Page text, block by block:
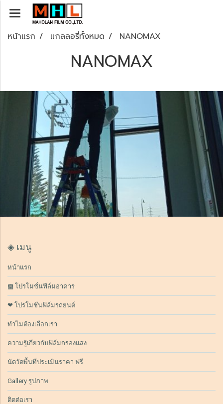
หน้าแรก แกลลอรี่ทั้งหมด NANOMAX
NANOMAX
◈ เมนู
หน้าแรก
▩ โปรโมชั่นฟิล์มอาคาร
❤ โปรโมชั่นฟิล์มรถยนต์
ทำไมต้องเลือกเรา
ความรู้เกี่ยวกับฟิล์มกรองแสง
นัดวัดพื้นที่ประเมินราคา ฟรี
Gallery รูปภาพ
ติดต่อเรา